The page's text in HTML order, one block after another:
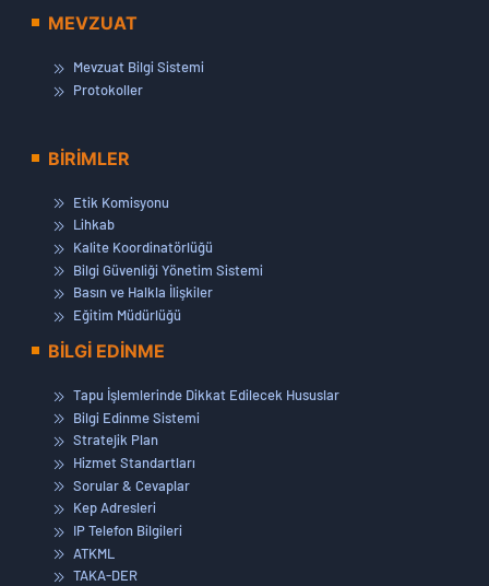
MEVZUAT
Mevzuat Bilgi Sistemi
Protokoller
BİRİMLER
Etik Komisyonu
Lihkab
Kalite Koordinatörlüğü
Bilgi Güvenliği Yönetim Sistemi
Basın ve Halkla İlişkiler
Eğitim Müdürlüğü
BİLGİ EDİNME
Tapu İşlemlerinde Dikkat Edilecek Hususlar
Bilgi Edinme Sistemi
Stratejik Plan
Hizmet Standartları
Sorular & Cevaplar
Kep Adresleri
IP Telefon Bilgileri
ATKML
TAKA-DER